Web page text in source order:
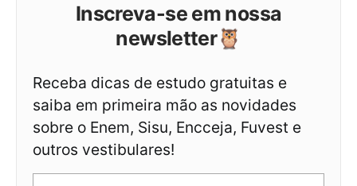
Inscreva-se em nossa
newsletter🦉
Receba dicas de estudo gratuitas e
saiba em primeira mão as novidades
sobre o Enem, Sisu, Encceja, Fuvest e
outros vestibulares!